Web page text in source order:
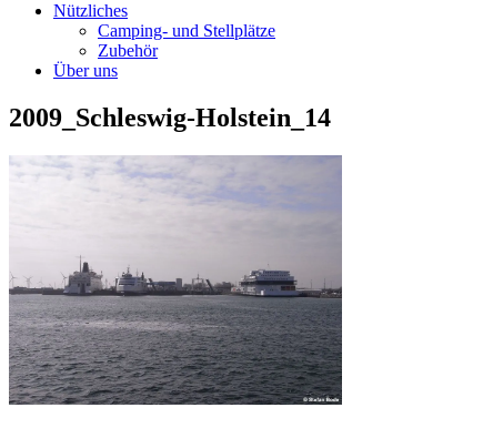
Nützliches
Camping- und Stellplätze
Zubehör
Über uns
2009_Schleswig-Holstein_14